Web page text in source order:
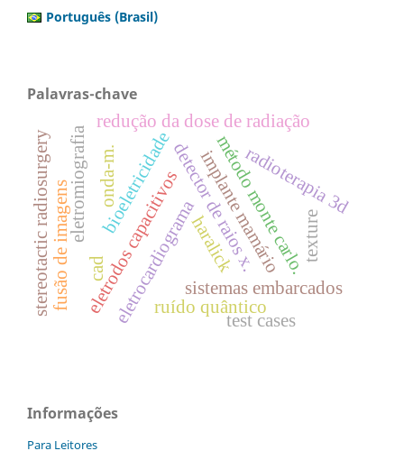
Português (Brasil)
Palavras-chave
detector de raios x.
bioeletricidade
sistemas embarcados
eletrocardiograma
eletrodos capacitivos
redução da dose de radiação
ruído quântico
implante mamário
eletromiografia método monte carlo.
fusão de imagens
stereotactic radiosurgery
test cases
radioterapia 3d
onda-m.
cad haralick texture
Informações
Para Leitores